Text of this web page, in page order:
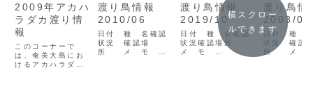
2009年アカハ
ラダカ渡り情
報
このコーナーで
は、奄美大島にお
けるアカハラダカ
渡り鳥情報
2010/06
日付 種 名確認
状況 確認場
所 メ モ
渡り鳥情報
2019/10
日付 種 名確認
状況確認場所
メ モ
渡り鳥
2003/09
日付 種
状況 確認
所 メ
横スクロー
ルできます